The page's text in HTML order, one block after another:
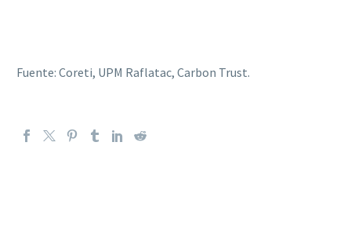
Fuente: Coreti, UPM Raflatac, Carbon Trust.